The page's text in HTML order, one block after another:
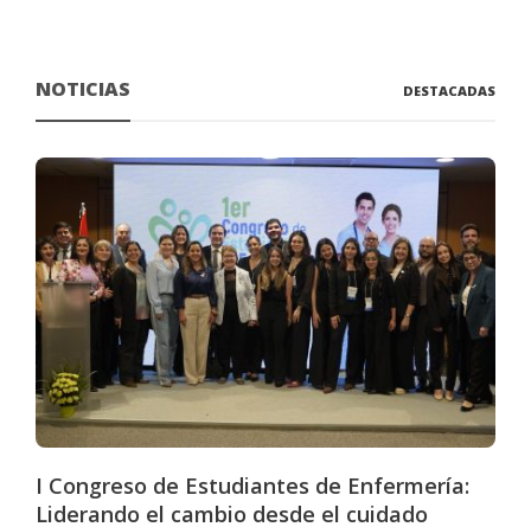
NOTICIAS DESTACADAS
I Congreso de Estudiantes de Enfermería:
Liderando el cambio desde el cuidado